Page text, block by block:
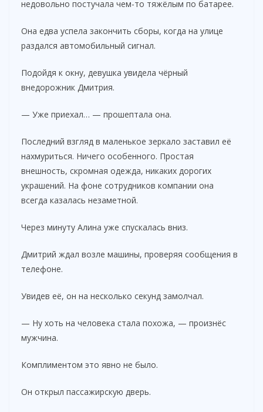
недовольно постучала чем-то тяжёлым по батарее.
Она едва успела закончить сборы, когда на улице
раздался автомобильный сигнал.
Подойдя к окну, девушка увидела чёрный
внедорожник Дмитрия.
— Уже приехал… — прошептала она.
Последний взгляд в маленькое зеркало заставил её
нахмуриться. Ничего особенного. Простая
внешность, скромная одежда, никаких дорогих
украшений. На фоне сотрудников компании она
всегда казалась незаметной.
Через минуту Алина уже спускалась вниз.
Дмитрий ждал возле машины, проверяя сообщения в
телефоне.
Увидев её, он на несколько секунд замолчал.
— Ну хоть на человека стала похожа, — произнёс
мужчина.
Комплиментом это явно не было.
Он открыл пассажирскую дверь.